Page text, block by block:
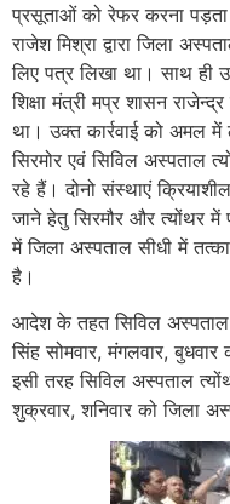
प्रसूताओं को रेफर करना
राजेश मिश्रा द्वारा जिला
लिए पत्र लिखा था। साथ ही
शिक्षा मंत्री मप्र शासन
था। उक्त कार्रवाई को अमल
सिरमोर एवं सिविल अस्पताल
रहे हैं। दोनो संस्थाएं
जाने हेतु सिरमौर और त्योंथर में
में जिला अस्पताल सीधी में
है।
आदेश के तहत सिविल अस्पताल
सिंह सोमवार, मंगलवार,
इसी तरह सिविल अस्पताल
शुक्रवार, शनिवार को जिला